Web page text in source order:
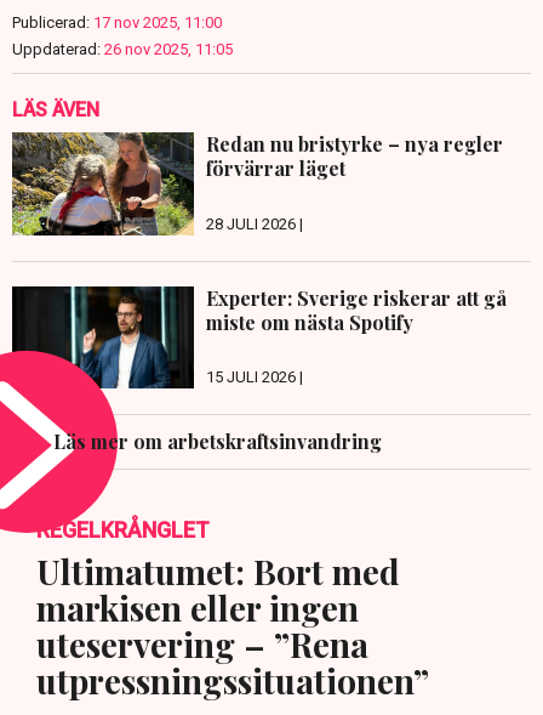
Publicerad: 17 nov 2025, 11:00
Uppdaterad: 26 nov 2025, 11:05
LÄS ÄVEN
Redan nu bristyrke – nya regler
förvärrar läget
28 JULI 2026 |
Experter: Sverige riskerar att gå
miste om nästa Spotify
15 JULI 2026 |
Läs mer om arbetskraftsinvandring
REGELKRÅNGLET
Ultimatumet: Bort med
markisen eller ingen
uteservering – ”Rena
utpressningssituationen”